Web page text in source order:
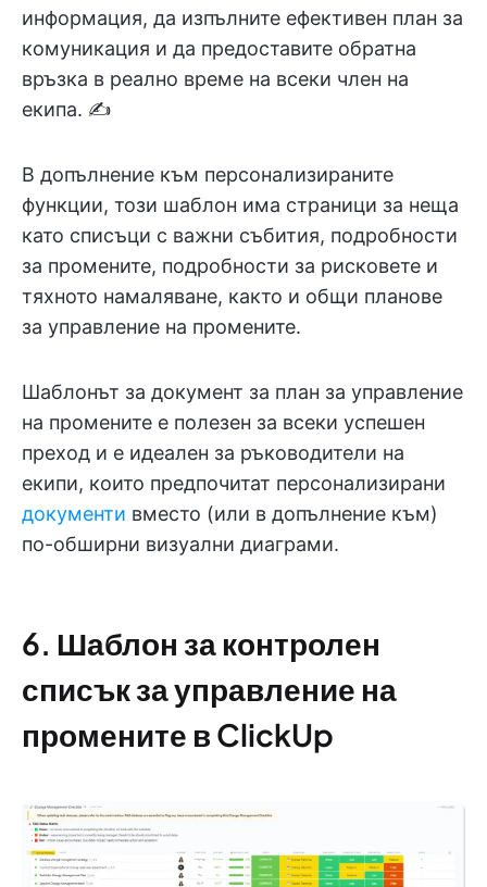
информация, да изпълните ефективен план за
комуникация и да предоставите обратна
връзка в реално време на всеки член на
екипа. ✍️
В допълнение към персонализираните
функции, този шаблон има страници за неща
като списъци с важни събития, подробности
за промените, подробности за рисковете и
тяхното намаляване, както и общи планове
за управление на промените.
Шаблонът за документ за план за управление
на промените е полезен за всеки успешен
преход и е идеален за ръководители на
екипи, които предпочитат персонализирани
документи вместо (или в допълнение към)
по-обширни визуални диаграми.
6. Шаблон за контролен
списък за управление на
промените в ClickUp